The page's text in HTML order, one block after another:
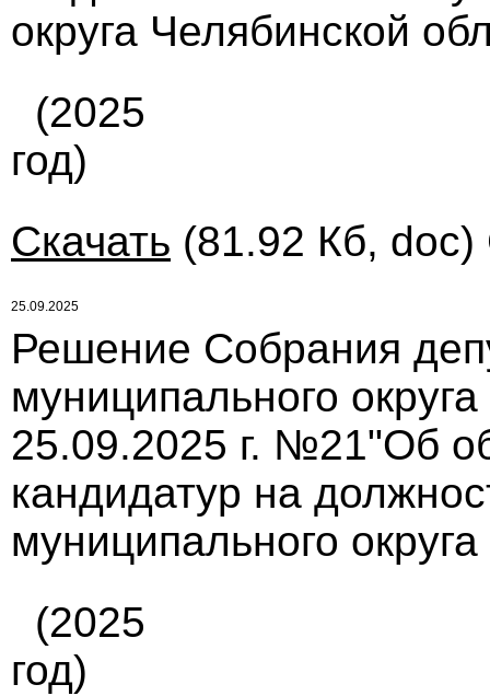
округа Челябинской
(2025
год)
Скачать (81.92 Кб, doc)
25.09.2025
Решение Собрания
муниципального
25.09.2025 г. №21"Об
кандидатур на
муниципального
(2025
год)